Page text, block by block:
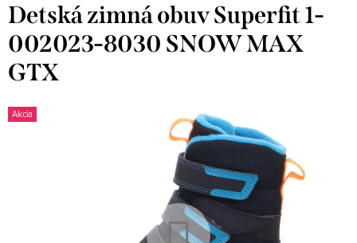
Detská zimná obuv Superfit 1-
002023-8030 SNOW MAX
GTX
Akcia